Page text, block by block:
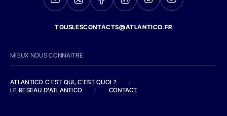
TOUSLESCONTACTS@ATLANTICO.FR
MIEUX NOUS CONNAITRE
ATLANTICO C'EST QUI, C'EST QUOI ?
/
LE RESEAU D'ATLANTICO
/ CONTACT